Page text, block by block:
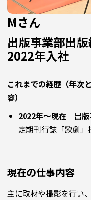
Mさん
出版事業部出
2022年入社
これまでの経歴（年次
容）
2022年～現在 出版
定期刊行誌「歌劇
現在の仕事内容
主に取材や撮影を行い